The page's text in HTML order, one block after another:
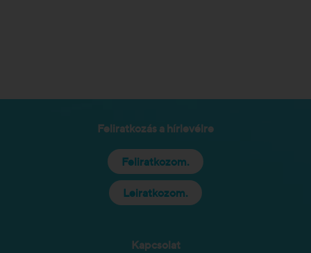
Feliratkozás a hírlevélre
Feliratkozom.
Leiratkozom.
Kapcsolat